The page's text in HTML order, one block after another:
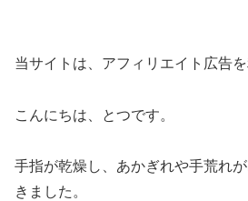
当サイトは、アフィリエイト広告を
こんにちは、とつです。
手指が乾燥し、あかぎれや手荒れ
きました。